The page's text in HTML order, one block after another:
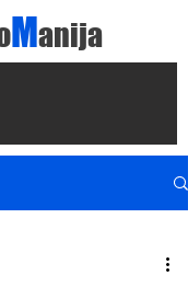
Manija